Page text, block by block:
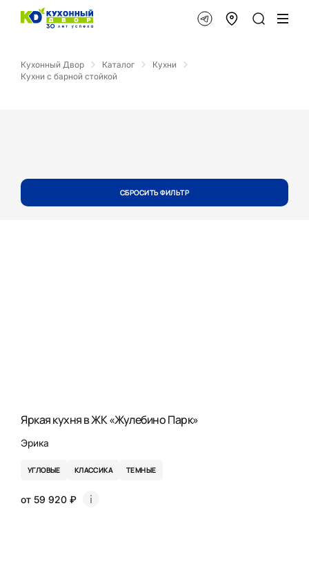
Кухонный Двор Каталог
Кухни
Кухни с барной стойкой
СБРОСИТЬ ФИЛЬТР
Яркая кухня в ЖК «Жулебино Парк»
Эрика
УГЛОВЫЕ КЛАССИКА ТЕМНЫЕ
от 59 920 ₽